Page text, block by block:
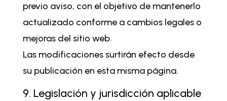
previo aviso, con el objetivo de mantenerlo
actualizado conforme a cambios legales o
mejoras del sitio web.
Las modificaciones surtirán efecto desde
su publicación en esta misma página.
9. Legislación y jurisdicción aplicable